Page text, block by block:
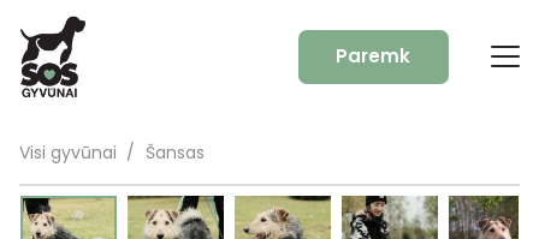
Paremk
Visi gyvūnai / Šansas